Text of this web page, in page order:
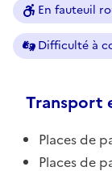
En fauteuil
Difficulté à
Transport
Places de
Places de